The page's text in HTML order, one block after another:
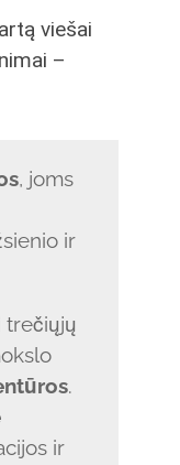
viešai
–
, joms
ir
trečiųjų
.
ir